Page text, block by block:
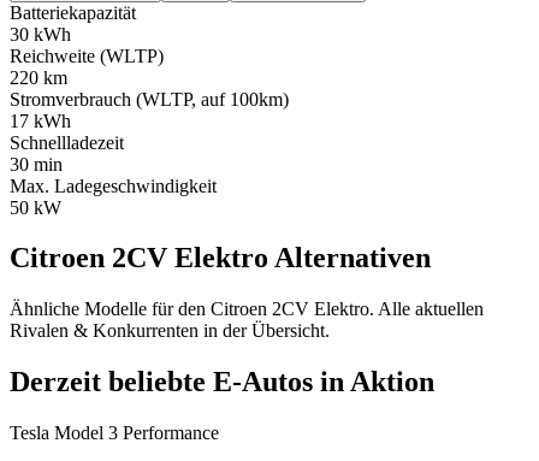
Batteriekapazität
30 kWh
Reichweite (WLTP)
220 km
Stromverbrauch (WLTP, auf 100km)
17 kWh
Schnellladezeit
30 min
Max. Ladegeschwindigkeit
50 kW
Citroen 2CV Elektro Alternativen
Ähnliche Modelle für den Citroen 2CV Elektro. Alle aktuellen
Rivalen & Konkurrenten in der Übersicht.
Derzeit beliebte E-Autos in Aktion
Tesla Model 3 Performance